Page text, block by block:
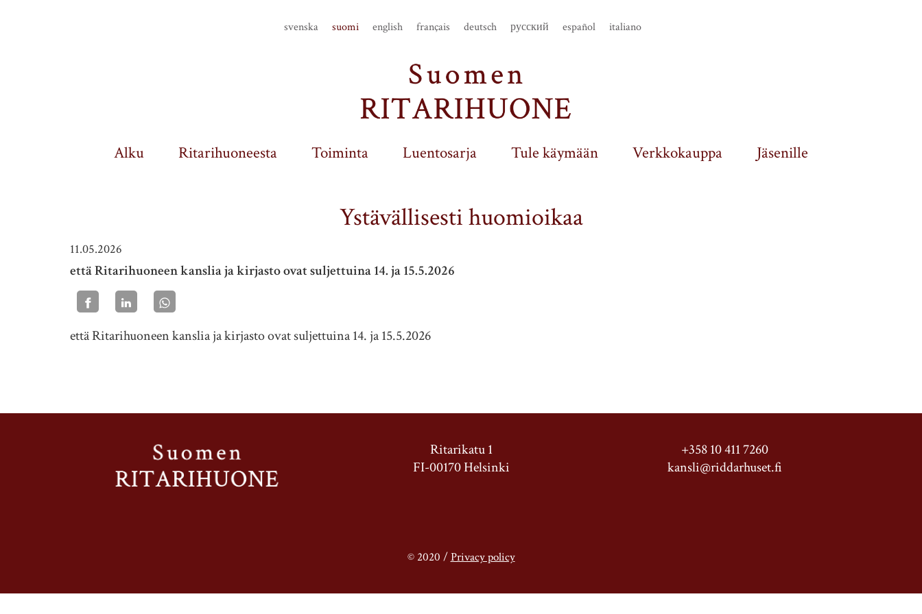
svenska suomi english français deutsch русский español italiano
Alku Ritarihuoneesta Toiminta Luentosarja Tule käymään Verkkokauppa Jäsenille
Ystävällisesti huomioikaa
11.05.2026
että Ritarihuoneen kanslia ja kirjasto ovat suljettuina 14. ja 15.5.2026
että Ritarihuoneen kanslia ja kirjasto ovat suljettuina 14. ja 15.5.2026
Ritarikatu 1
FI-00170 Helsinki
+358 10 411 7260
kansli@riddarhuset.fi
© 2020 /Privacy policy